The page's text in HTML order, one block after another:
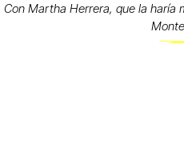
Con Martha Herrera, que la haría